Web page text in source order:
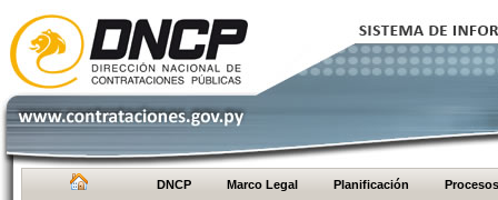
DNCP Marco Legal Planificación Procesos